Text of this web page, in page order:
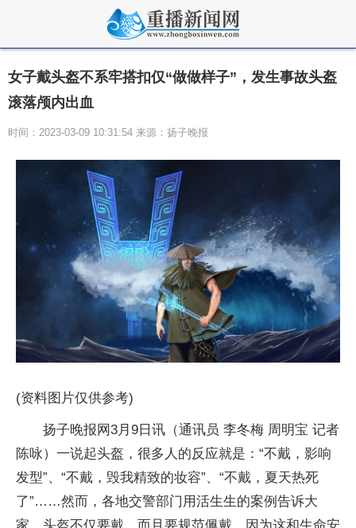
女子戴头盔不系牢搭扣仅“做做样子”，发生事故头盔
滚落颅内出血
时间：2023-03-09 10:31:54 来源：扬子晚报
(资料图片仅供参考)
扬子晚报网3月9日讯（通讯员 李冬梅 周明宝 记者
陈咏）一说起头盔，很多人的反应就是：“不戴，影响
发型”、“不戴，毁我精致的妆容”、“不戴，夏天热死
了”……然而，各地交警部门用活生生的案例告诉大
家，头盔不仅要戴，而且要规范佩戴，因为这和生命安